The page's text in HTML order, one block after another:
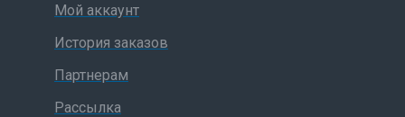
Мой аккаунт
История заказов
Партнерам
Рассылка